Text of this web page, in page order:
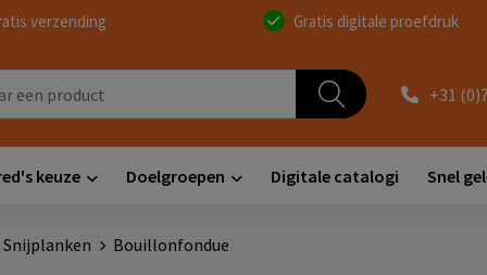
verzending Gratis digitale proefdruk
+31
keuze Doelgroepen Digitale catalogi Snel
Snijplanken Bouillonfondue